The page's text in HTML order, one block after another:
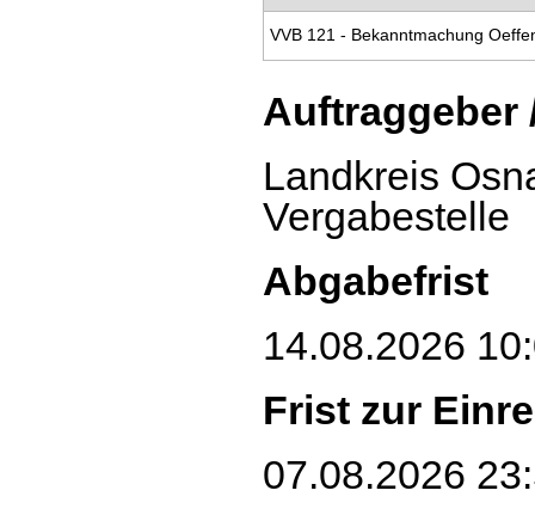
Auftraggeber
Landkreis
Vergabestelle
Abgabefrist
14.08.2026
Frist zur
07.08.2026